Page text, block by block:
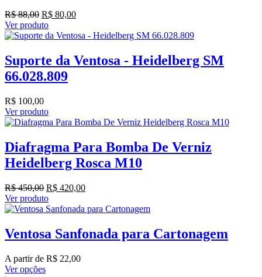
R$88,00 O
preço
original
R$ 88,00.
R$ 80,00O
atual
R$ 80,00.
Ver produto
Suporte da Ventosa - Heidelberg SM
66.028.809
R$ 100,00
Ver produto
Diafragma Para Bomba De Verniz
Heidelberg Rosca M10
R$450,00 O
preço
original
R$ 450,00.
R$ 420,00O
atual
R$ 420,00.
Ver produto
Ventosa Sanfonada para Cartonagem
A partir de R$ 22,00
Ver opções